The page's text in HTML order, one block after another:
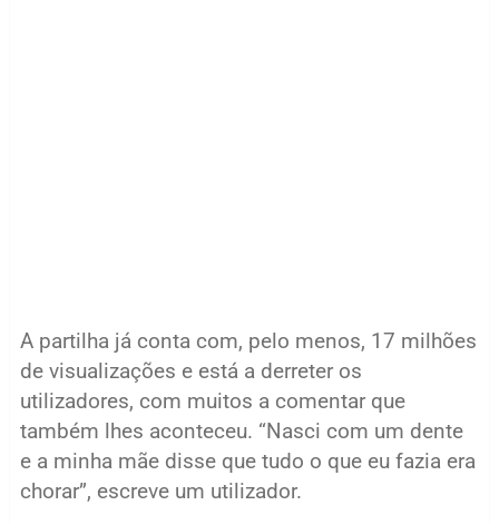
A partilha já conta com, pelo menos, 17 milhões
de visualizações e está a derreter os
utilizadores, com muitos a comentar que
também lhes aconteceu. “Nasci com um dente
e a minha mãe disse que tudo o que eu fazia era
chorar”, escreve um utilizador.